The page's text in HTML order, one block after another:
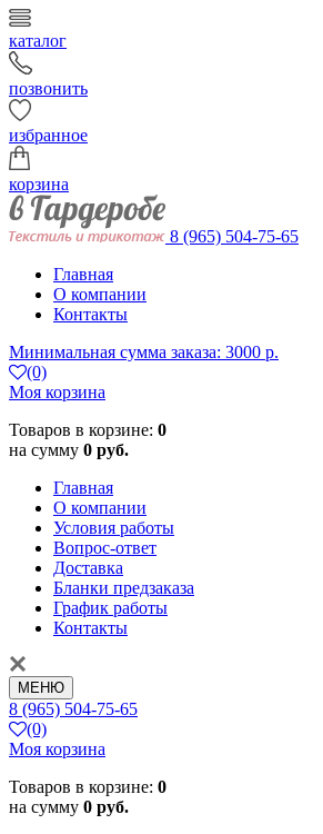
каталог
позвонить
избранное
корзина
8 (965) 504-75-65
Главная
О компании
Контакты
Минимальная сумма заказа: 3000 р.
(0)
Моя корзина
Товаров в корзине: 0
на сумму 0 руб.
Главная
О компании
Условия работы
Вопрос-ответ
Доставка
Бланки предзаказа
График работы
Контакты
МЕНЮ
8 (965) 504-75-65
(0)
Моя корзина
Товаров в корзине: 0
на сумму 0 руб.